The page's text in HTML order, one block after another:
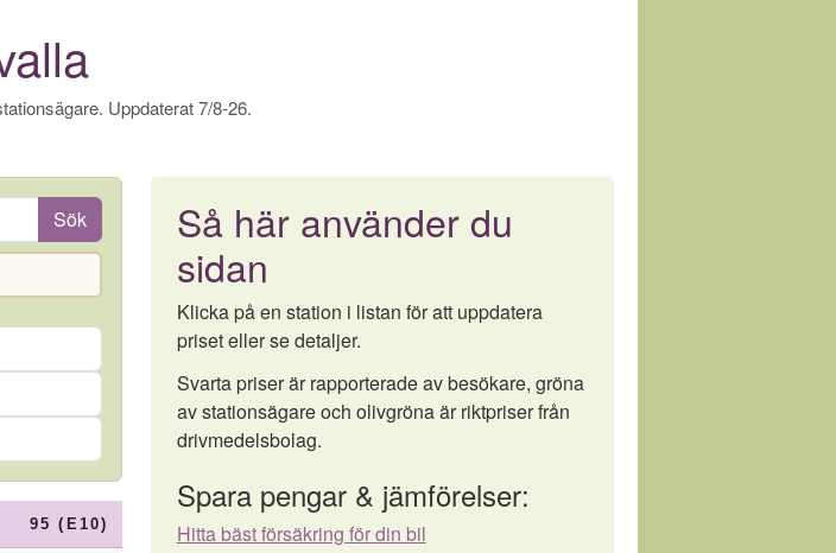
Uppdaterat 7/8-26.
Sök
95 (E10)
Så här använder du
sidan
Klicka på en station i listan för att uppdatera
priset eller se detaljer.
Svarta priser är rapporterade av besökare, gröna
av stationsägare och olivgröna är riktpriser från
drivmedelsbolag.
Spara pengar & jämförelser:
Hitta bäst försäkring för din bil